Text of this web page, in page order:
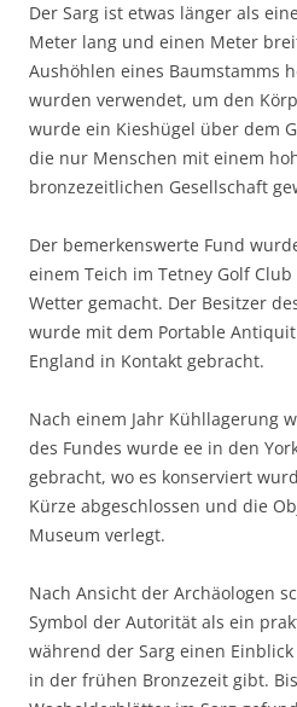
Der Sarg ist etwas länger als
Meter lang und einen Meter
Aushöhlen eines Baumstamms
wurden verwendet, um den
wurde ein Kieshügel über dem
die nur Menschen mit einem
bronzezeitlichen Gesellschaft
Der bemerkenswerte Fund
einem Teich im Tetney Golf
Wetter gemacht. Der Besitzer
wurde mit dem Portable
England in Kontakt gebracht.
Nach einem Jahr Kühllagerung
des Fundes wurde ee in den
gebracht, wo es konserviert
Kürze abgeschlossen und die
Museum verlegt.
Nach Ansicht der Archäologen
Symbol der Autorität als ein
während der Sarg einen
in der frühen Bronzezeit gibt.